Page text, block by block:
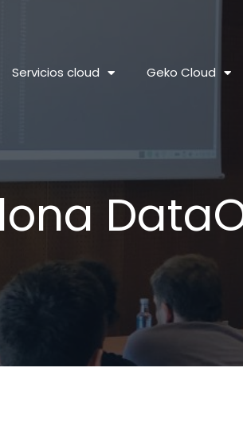
Servicios cloud Geko Cloud